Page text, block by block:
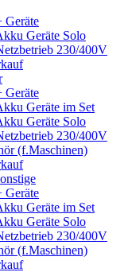
Geräte
Geräte Solo
230/400V
Geräte
Geräte im Set
Geräte Solo
230/400V
(f.Maschinen)
Geräte
Geräte im Set
Geräte Solo
230/400V
(f.Maschinen)